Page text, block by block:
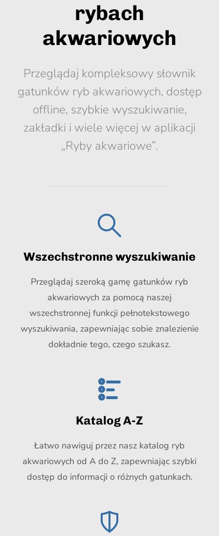
rybach
akwariowych
Przeglądaj kompleksowy słownik
gatunków ryb akwariowych, dostęp
offline, szybkie wyszukiwanie,
zakładki i wiele więcej w aplikacji
„Ryby akwariowe”.
Wszechstronne wyszukiwanie
Przeglądaj szeroką gamę gatunków ryb
akwariowych za pomocą naszej
wszechstronnej funkcji pełnotekstowego
wyszukiwania, zapewniając sobie znalezienie
dokładnie tego, czego szukasz.
Katalog A-Z
Łatwo nawiguj przez nasz katalog ryb
akwariowych od A do Z, zapewniając szybki
dostęp do informacji o różnych gatunkach.